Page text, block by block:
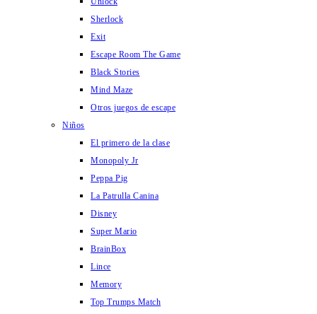
Sherlock
Exit
Escape Room The Game
Black Stories
Mind Maze
Otros juegos de escape
Niños
El primero de la clase
Monopoly Jr
Peppa Pig
La Patrulla Canina
Disney
Super Mario
BrainBox
Lince
Memory
Top Trumps Match